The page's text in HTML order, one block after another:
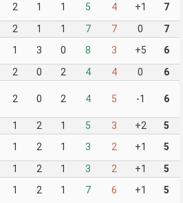
2 1 1 5 4 +1 7
2 1 1 7 7 0 7
1 3 0 8 3 +5 6
2 0 2 4 4 0 6
2 0 2 4 5 -1 6
1 2 1 5 3 +2 5
1 2 1 3 2 +1 5
1 2 1 3 2 +1 5
1 2 1 7 6 +1 5